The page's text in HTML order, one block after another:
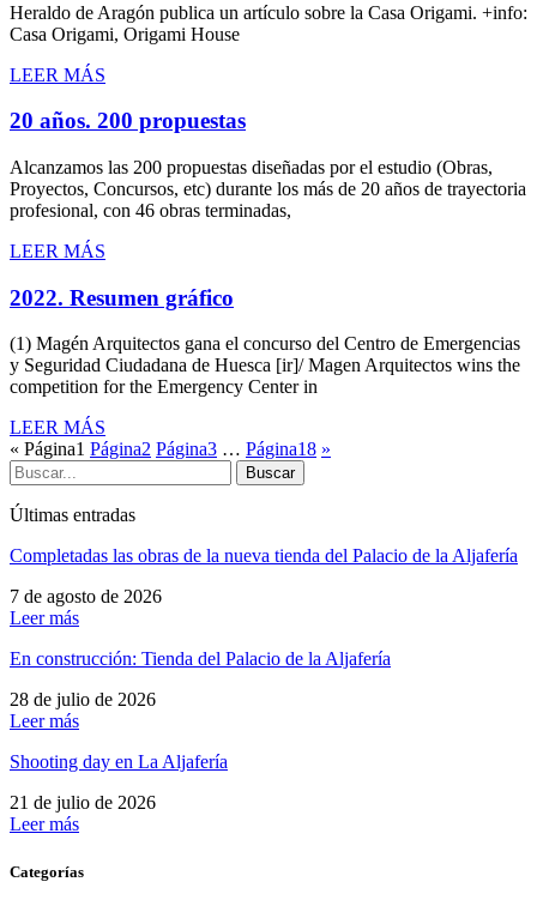
Heraldo de Aragón publica un artículo sobre la Casa Origami. +info:
Casa Origami, Origami House
LEER MÁS
20 años. 200 propuestas
Alcanzamos las 200 propuestas diseñadas por el estudio (Obras,
Proyectos, Concursos, etc) durante los más de 20 años de trayectoria
profesional, con 46 obras terminadas,
LEER MÁS
2022. Resumen gráfico
(1) Magén Arquitectos gana el concurso del Centro de Emergencias
y Seguridad Ciudadana de Huesca [ir]/ Magen Arquitectos wins the
competition for the Emergency Center in
LEER MÁS
« Página1 Página2 Página3 … Página18 »
Buscar
Últimas entradas
Completadas las obras de la nueva tienda del Palacio de la Aljafería
7 de agosto de 2026
Leer más
En construcción: Tienda del Palacio de la Aljafería
28 de julio de 2026
Leer más
Shooting day en La Aljafería
21 de julio de 2026
Leer más
Categorías